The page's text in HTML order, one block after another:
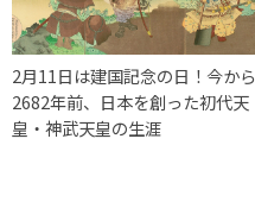
2月11日は建国記念の日！今から
2682年前、日本を創った初代天
皇・神武天皇の生涯